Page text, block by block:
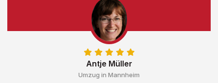
Antje Müller
Umzug in Mannheim